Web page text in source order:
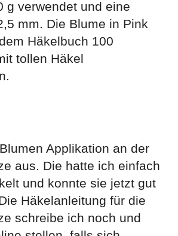
g verwendet und eine
mm. Die Blume in Pink
Häkelbuch 100
tollen Häkel
Applikation an der
aus. Die hatte ich einfach
und konnte sie jetzt gut
Häkelanleitung für die
schreibe ich noch und